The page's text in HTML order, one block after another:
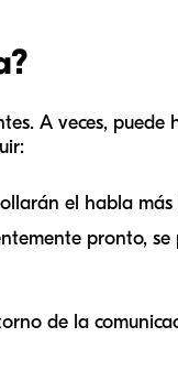
A veces, puede
el habla
pronto,
de la